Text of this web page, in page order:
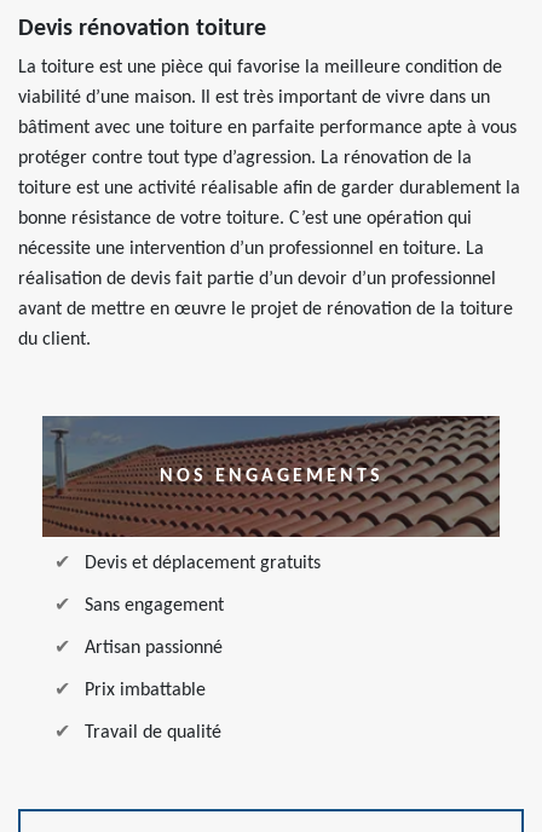
Devis rénovation toiture
La toiture est une pièce qui favorise la meilleure condition de
viabilité d’une maison. Il est très important de vivre dans un
bâtiment avec une toiture en parfaite performance apte à vous
protéger contre tout type d’agression. La rénovation de la
toiture est une activité réalisable afin de garder durablement la
bonne résistance de votre toiture. C’est une opération qui
nécessite une intervention d’un professionnel en toiture. La
réalisation de devis fait partie d’un devoir d’un professionnel
avant de mettre en œuvre le projet de rénovation de la toiture
du client.
NOS ENGAGEMENTS
Devis et déplacement gratuits
Sans engagement
Artisan passionné
Prix imbattable
Travail de qualité